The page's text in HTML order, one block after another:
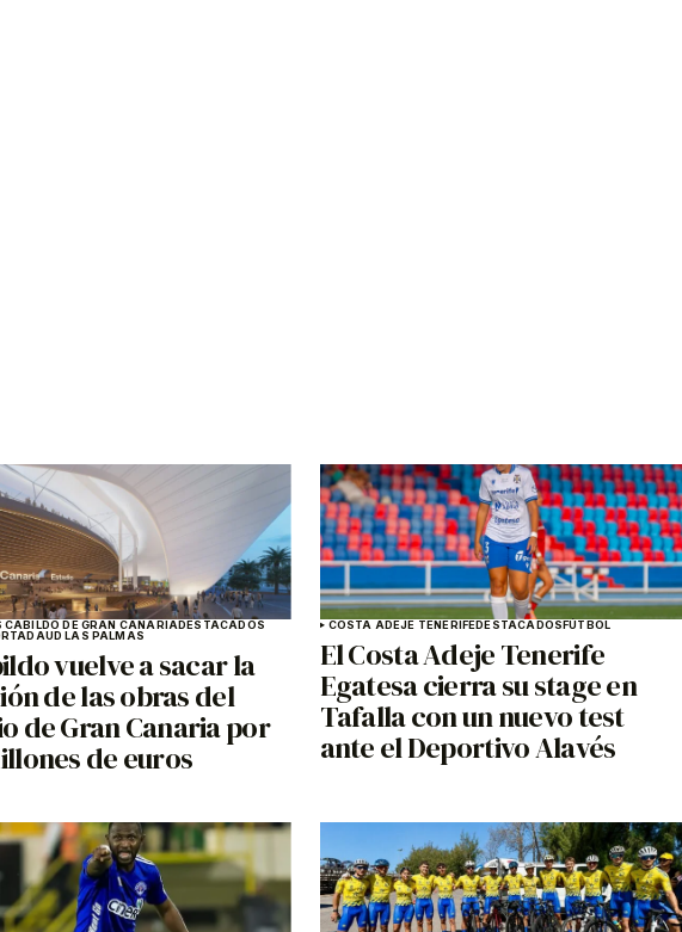
CABILDO DE GRAN CANARIADESTACADOS
UD LAS PALMAS
vuelve a sacar la
de las obras del
de Gran Canaria por
de euros
COSTA ADEJE TENERIFEDESTACADOSFÚTBOL
El Costa Adeje Tenerife
Egatesa cierra su stage en
Tafalla con un nuevo test
ante el Deportivo Alavés